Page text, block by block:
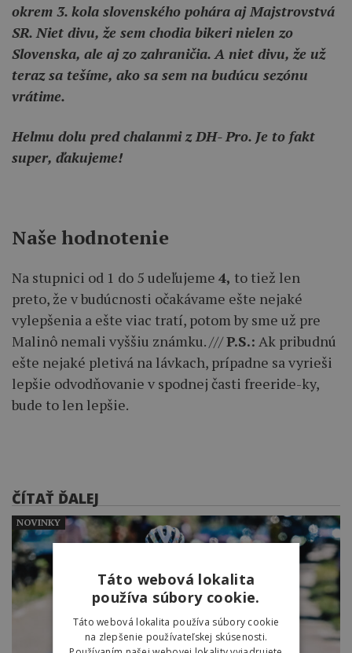
okrem 3. kola slovenského pohára aj Majstrovstvá
SR. Niet divu, že sem chodia bikeri nielen zo
Slovenska, ale aj zo zahraničia. A niet divu, že už
teraz sa tešíme, ako sa sem na budúcu sezónu
vrátime.
Helmu dolu pred chalanmi z DH- Pro. Je to fakt
super, ďakujeme!
Naše hodnotenie
Na stupnici od 1 do 5 udeľujeme 4, to tiež len
preto, že v budúcnosti očakávame ešte nejaké
vylepšenia a ešte viac tratí, potom by sme už pre
Malinô nemali vyššiu známku. ///P.S.: Ak pribudnú
ešte nejaké pletivá na lávkach, prípadne sa vyrieši
lepšie odvodňovanie v spodnej časti freeride-ky,
bude to len lepšie.
ČÍTAŤ ĎALEJ
NOVINKY
Táto webová lokalita
používa súbory cookie.
Táto webová lokalita používa súbory cookie
na zlepšenie používateľskej skúsenosti.